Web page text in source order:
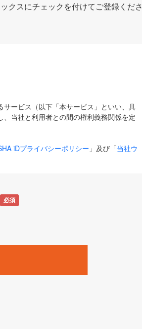
クスにチェックを付けてご登録くださ
ービス（以下「本サービス」といい、具
当社と利用者との間の権利義務関係を定
iDプライバシーポリシー 」及び「当社ウ
変更された場合、変更後のサービスを含
ンペーンをいいます。
」「ECzine」「Biz/Zine」「HRzine」
必須